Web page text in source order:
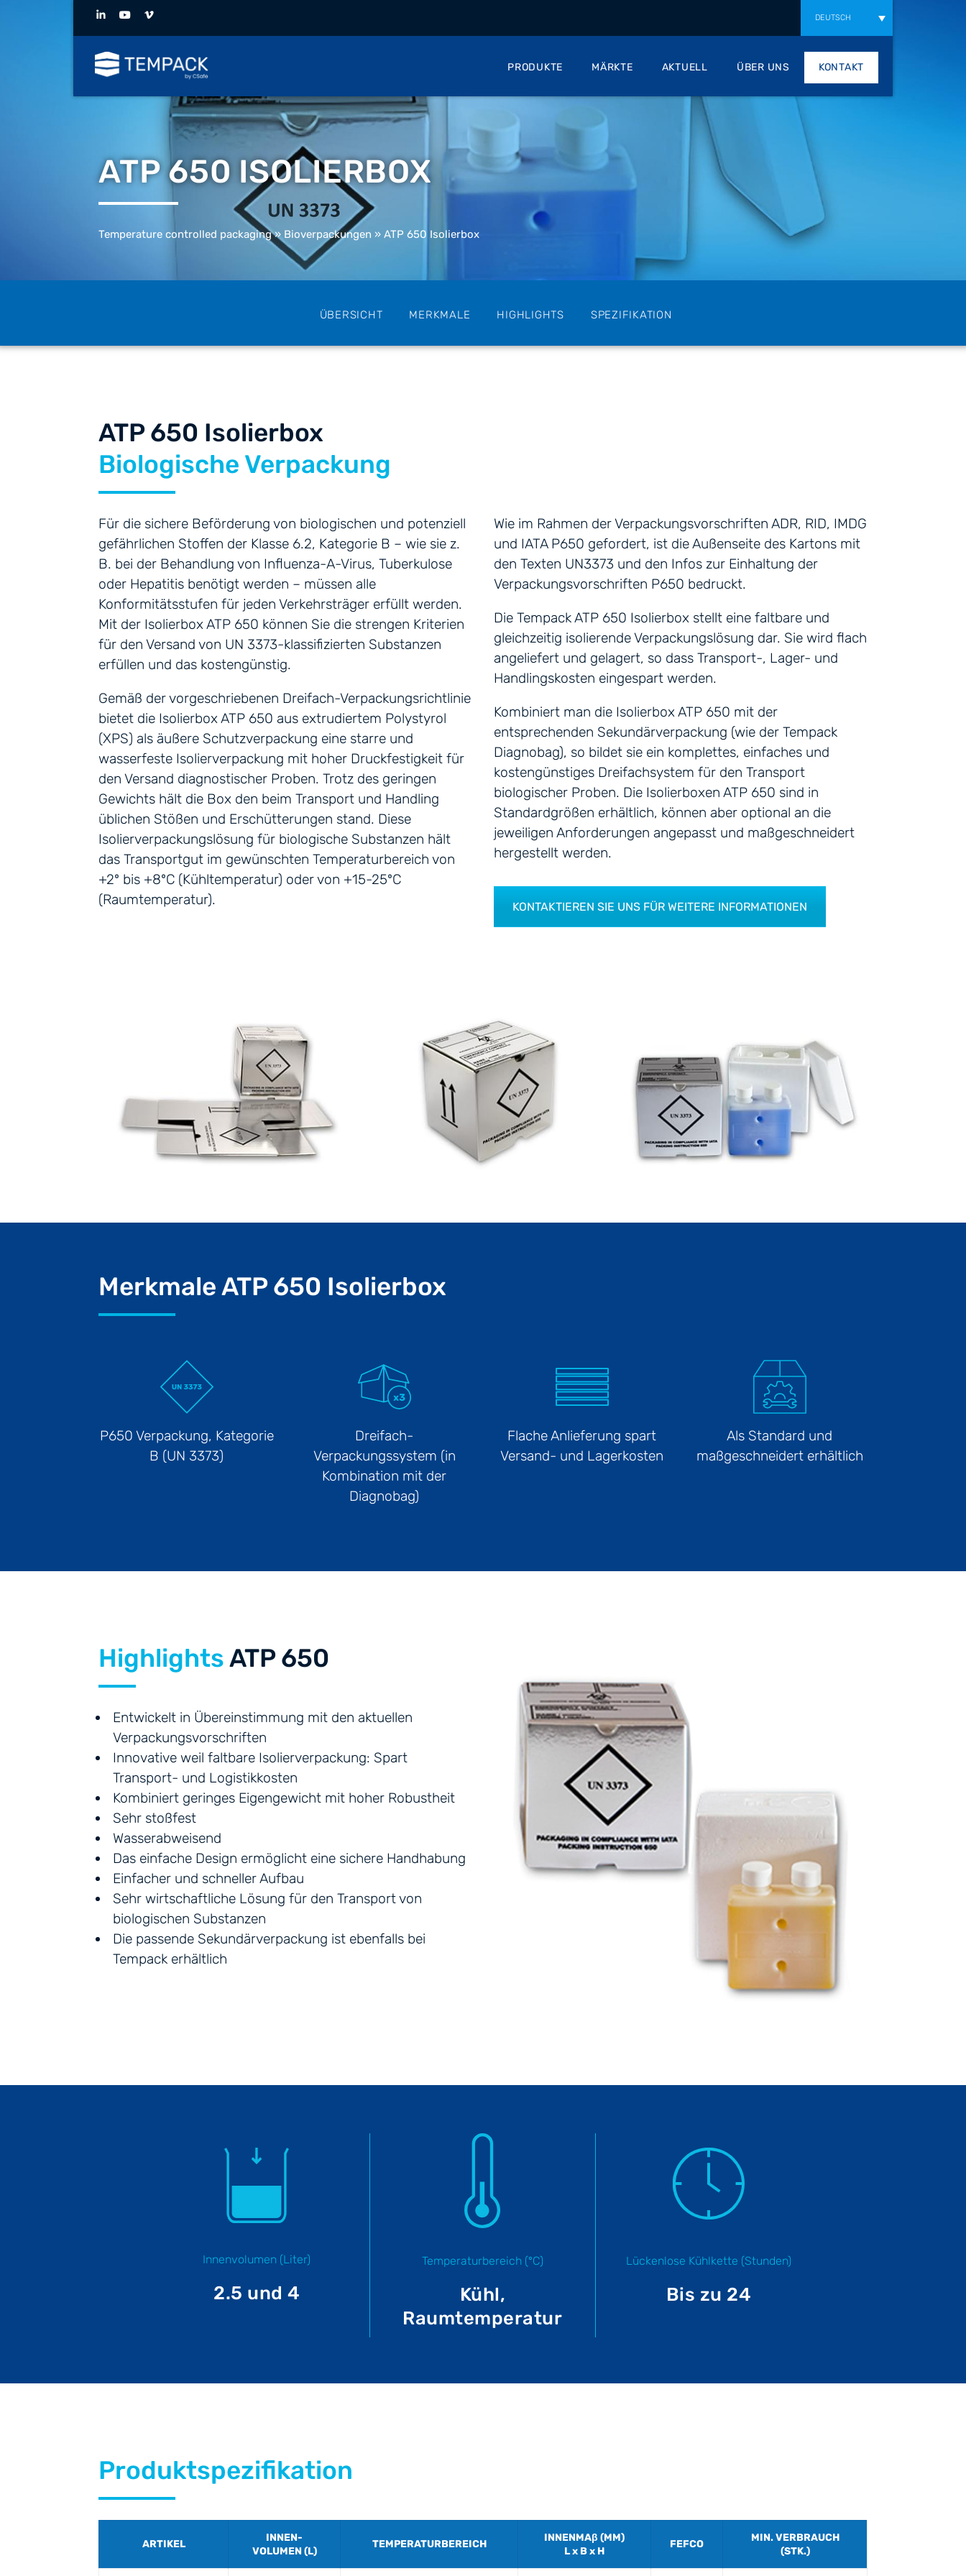
DEUTSCH
PRODUKTE MÄRKTE AKTUELL ÜBER UNS KONTAKT
ATP 650 ISOLIERBOX
Temperature controlled packaging» Bioverpackungen » ATP 650 Isolierbox
ÜBERSICHT MERKMALE HIGHLIGHTS SPEZIFIKATION
ATP 650 Isolierbox
Biologische Verpackung
Für die sichere Beförderung von biologischen und potenziell
gefährlichen Stoffen der Klasse 6.2, Kategorie B – wie sie z.
B. bei der Behandlung von Influenza-A-Virus, Tuberkulose
oder Hepatitis benötigt werden – müssen alle
Konformitätsstufen für jeden Verkehrsträger erfüllt werden.
Mit der Isolierbox ATP 650 können Sie die strengen Kriterien
für den Versand von UN 3373-klassifizierten Substanzen
erfüllen und das kostengünstig.
Gemäß der vorgeschriebenen Dreifach-Verpackungsrichtlinie
bietet die Isolierbox ATP 650 aus extrudiertem Polystyrol
(XPS) als äußere Schutzverpackung eine starre und
wasserfeste Isolierverpackung mit hoher Druckfestigkeit für
den Versand diagnostischer Proben. Trotz des geringen
Gewichts hält die Box den beim Transport und Handling
üblichen Stößen und Erschütterungen stand. Diese
Isolierverpackungslösung für biologische Substanzen hält
das Transportgut im gewünschten Temperaturbereich von
+2º bis +8ºC (Kühltemperatur) oder von +15-25ºC
(Raumtemperatur).
Wie im Rahmen der Verpackungsvorschriften ADR, RID, IMDG
und IATA P650 gefordert, ist die Außenseite des Kartons mit
den Texten UN3373 und den Infos zur Einhaltung der
Verpackungsvorschriften P650 bedruckt.
Die Tempack ATP 650 Isolierbox stellt eine faltbare und
gleichzeitig isolierende Verpackungslösung dar. Sie wird flach
angeliefert und gelagert, so dass Transport-, Lager- und
Handlingskosten eingespart werden.
Kombiniert man die Isolierbox ATP 650 mit der
entsprechenden Sekundärverpackung (wie der Tempack
Diagnobag), so bildet sie ein komplettes, einfaches und
kostengünstiges Dreifachsystem für den Transport
biologischer Proben. Die Isolierboxen ATP 650 sind in
Standardgrößen erhältlich, können aber optional an die
jeweiligen Anforderungen angepasst und maßgeschneidert
hergestellt werden.
KONTAKTIEREN SIE UNS FÜR WEITERE INFORMATIONEN
Merkmale ATP 650 Isolierbox
P650 Verpackung, Kategorie
B (UN 3373)
Dreifach-
Verpackungssystem (in
Kombination mit der
Diagnobag)
Flache Anlieferung spart
Versand- und Lagerkosten
Als Standard und
maßgeschneidert erhältlich
HighlightsATP 650
Entwickelt in Übereinstimmung mit den aktuellen
Verpackungsvorschriften
Innovative weil faltbare Isolierverpackung: Spart
Transport- und Logistikkosten
Kombiniert geringes Eigengewicht mit hoher Robustheit
Sehr stoßfest
Wasserabweisend
Das einfache Design ermöglicht eine sichere Handhabung
Einfacher und schneller Aufbau
Sehr wirtschaftliche Lösung für den Transport von
biologischen Substanzen
Die passende Sekundärverpackung ist ebenfalls bei
Tempack erhältlich
Innenvolumen (Liter)
2.5 und 4
Temperaturbereich (ºC)
Kühl,
Raumtemperatur
Lückenlose Kühlkette (Stunden)
Bis zu 24
Produktspezifikation
ARTIKEL
INNEN-
VOLUMEN (L)
TEMPERATURBEREICH
INNENMAβ (MM)
L x B x H
FEFCO
MIN. VERBRAUCH
(STK.)